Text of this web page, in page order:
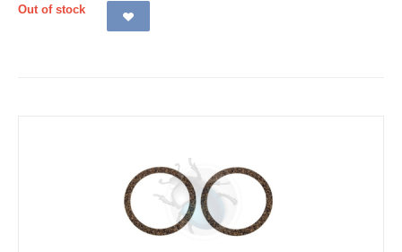
Out of stock